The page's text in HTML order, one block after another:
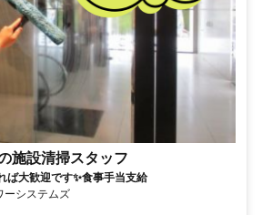
施設清掃スタッフ
ば大歓迎です✨食事手当支給
ーシステムズ